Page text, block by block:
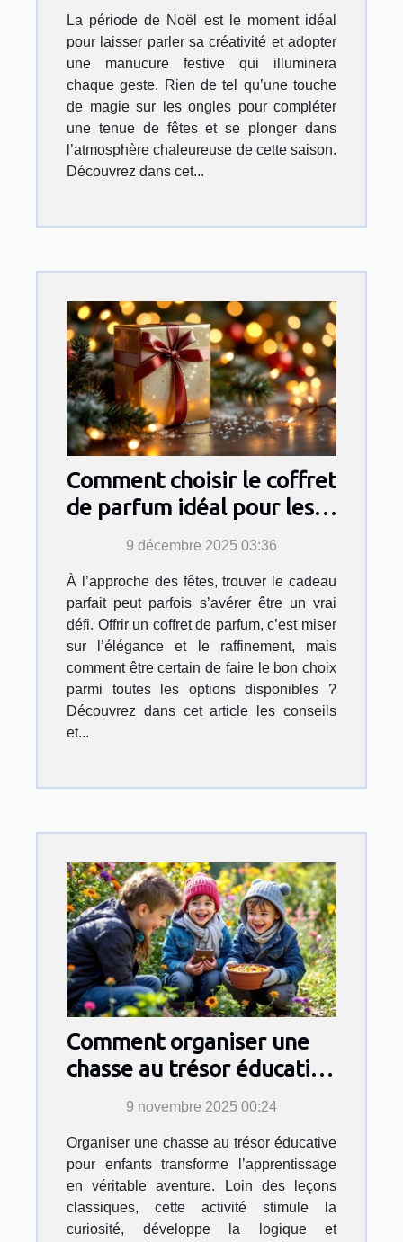
La période de Noël est le moment idéal
pour laisser parler sa créativité et adopter
une manucure festive qui illuminera
chaque geste. Rien de tel qu’une touche
de magie sur les ongles pour compléter
une tenue de fêtes et se plonger dans
l’atmosphère chaleureuse de cette saison.
Découvrez dans cet...
Comment choisir le coffret
de parfum idéal pour les
fêtes ?9 décembre 2025 03:36
À l’approche des fêtes, trouver le cadeau
parfait peut parfois s’avérer être un vrai
défi. Offrir un coffret de parfum, c’est miser
sur l’élégance et le raffinement, mais
comment être certain de faire le bon choix
parmi toutes les options disponibles ?
Découvrez dans cet article les conseils
et...
Comment organiser une
chasse au trésor éducative
pour enfants ?
9 novembre 2025 00:24
Organiser une chasse au trésor éducative
pour enfants transforme l’apprentissage
en véritable aventure. Loin des leçons
classiques, cette activité stimule la
curiosité, développe la logique et